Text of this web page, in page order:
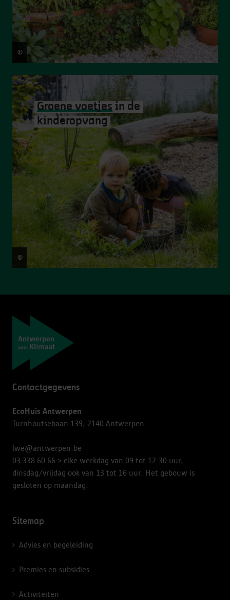
© Frederik Beyens
Groene voetjes in de
kinderopvang
© Frederik Beyens
Contactgegevens
EcoHuis Antwerpen
Turnhoutsebaan 139, 2140 Antwerpen
lwe@antwerpen.be
03 338 60 66 > elke werkdag van 09 tot 12.30 uur,
dinsdag/vrijdag ook van 13 tot 16 uur. Het gebouw is
gesloten op maandag.
Navigatie
Sitemap
Advies en begeleiding
Premies en subsidies
Activiteiten